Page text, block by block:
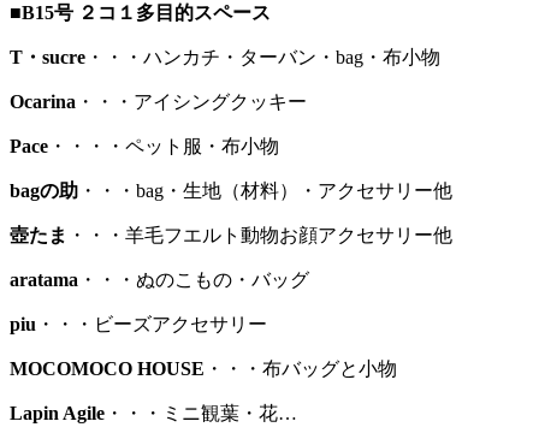
■B15号 ２コ１多目的スペース
T・sucre ・・・ハンカチ・ターバン・bag・布小物
Ocarina ・・・アイシングクッキー
Pace ・・・・ペット服・布小物
bagの助 ・・・bag・生地（材料）・アクセサリー他
壺たま ・・・羊毛フエルト動物お顔アクセサリー他
aratama ・・・ぬのこもの・バッグ
piu ・・・ビーズアクセサリー
MOCOMOCO HOUSE ・・・布バッグと小物
Lapin Agile ・・・ミニ観葉・花…